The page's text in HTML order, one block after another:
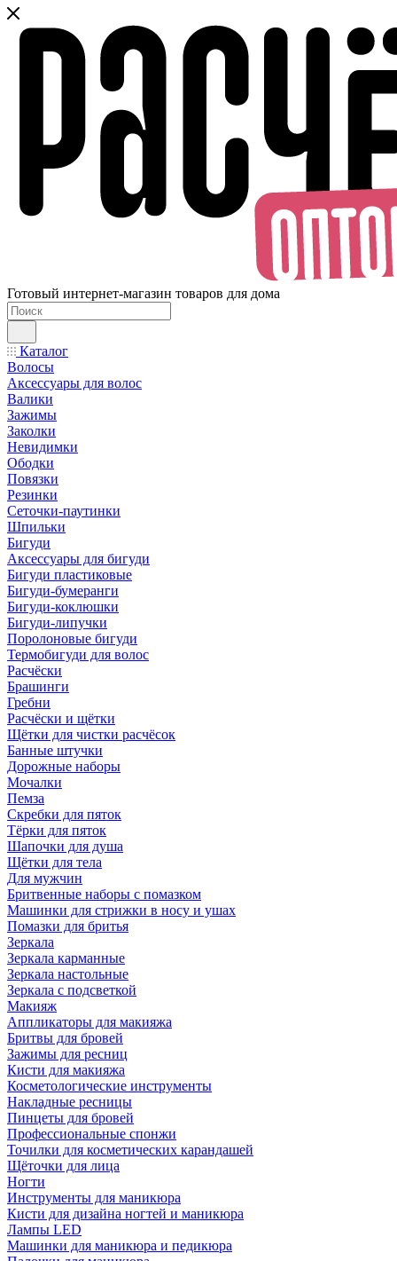
Готовый интернет-магазин товаров для дома
Каталог
Волосы
Аксессуары для волос
Валики
Зажимы
Заколки
Невидимки
Ободки
Повязки
Резинки
Сеточки-паутинки
Шпильки
Бигуди
Аксессуары для бигуди
Бигуди пластиковые
Бигуди-бумеранги
Бигуди-коклюшки
Бигуди-липучки
Поролоновые бигуди
Термобигуди для волос
Расчёски
Брашинги
Гребни
Расчёски и щётки
Щётки для чистки расчёсок
Банные штучки
Дорожные наборы
Мочалки
Пемза
Скребки для пяток
Тёрки для пяток
Шапочки для душа
Щётки для тела
Для мужчин
Бритвенные наборы с помазком
Машинки для стрижки в носу и ушах
Помазки для бритья
Зеркала
Зеркала карманные
Зеркала настольные
Зеркала с подсветкой
Макияж
Аппликаторы для макияжа
Бритвы для бровей
Зажимы для ресниц
Кисти для макияжа
Косметологические инструменты
Накладные ресницы
Пинцеты для бровей
Профессиональные спонжи
Точилки для косметических карандашей
Щёточки для лица
Ногти
Инструменты для маникюра
Кисти для дизайна ногтей и маникюра
Лампы LED
Машинки для маникюра и педикюра